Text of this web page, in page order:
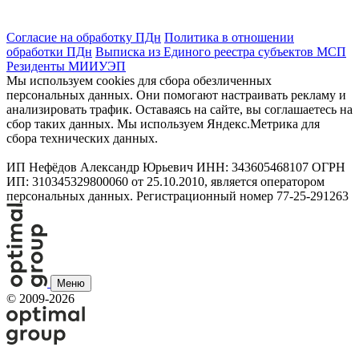
Согласие на обработку ПДн Политика в отношении
обработки ПДн Выписка из Единого реестра субъектов МСП
Резиденты МИИУЭП
Мы используем cookies для сбора обезличенных
персональных данных. Они помогают настраивать рекламу и
анализировать трафик. Оставаясь на сайте, вы соглашаетесь на
сбор таких данных. Мы используем Яндекс.Метрика для
сбора технических данных.
ИП Нефёдов Александр Юрьевич ИНН: 343605468107 ОГРН
ИП: 310345329800060 от 25.10.2010, является оператором
персональных данных. Регистрационный номер 77-25-291263
Меню
© 2009-2026